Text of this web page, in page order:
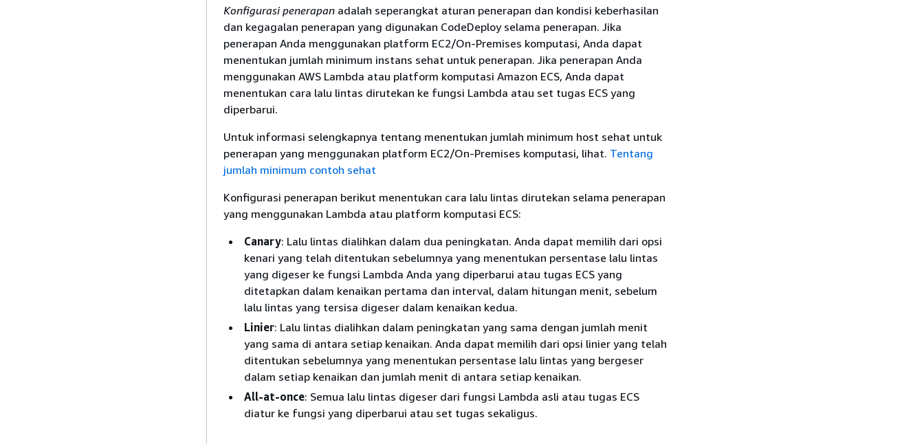
Konfigurasi penerapan adalah seperangkat aturan penerapan dan kondisi keberhasilan
dan kegagalan penerapan yang digunakan CodeDeploy selama penerapan. Jika
penerapan Anda menggunakan platform EC2/On-Premises komputasi, Anda dapat
menentukan jumlah minimum instans sehat untuk penerapan. Jika penerapan Anda
menggunakan AWS Lambda atau platform komputasi Amazon ECS, Anda dapat
menentukan cara lalu lintas dirutekan ke fungsi Lambda atau set tugas ECS yang
diperbarui.
Untuk informasi selengkapnya tentang menentukan jumlah minimum host sehat untuk
penerapan yang menggunakan platform EC2/On-Premises komputasi, lihat. Tentang
jumlah minimum contoh sehat
Konfigurasi penerapan berikut menentukan cara lalu lintas dirutekan selama penerapan
yang menggunakan Lambda atau platform komputasi ECS:
Canary: Lalu lintas dialihkan dalam dua peningkatan. Anda dapat memilih dari opsi
kenari yang telah ditentukan sebelumnya yang menentukan persentase lalu lintas
yang digeser ke fungsi Lambda Anda yang diperbarui atau tugas ECS yang
ditetapkan dalam kenaikan pertama dan interval, dalam hitungan menit, sebelum
lalu lintas yang tersisa digeser dalam kenaikan kedua.
Linier: Lalu lintas dialihkan dalam peningkatan yang sama dengan jumlah menit
yang sama di antara setiap kenaikan. Anda dapat memilih dari opsi linier yang telah
ditentukan sebelumnya yang menentukan persentase lalu lintas yang bergeser
dalam setiap kenaikan dan jumlah menit di antara setiap kenaikan.
All-at-once: Semua lalu lintas digeser dari fungsi Lambda asli atau tugas ECS
diatur ke fungsi yang diperbarui atau set tugas sekaligus.